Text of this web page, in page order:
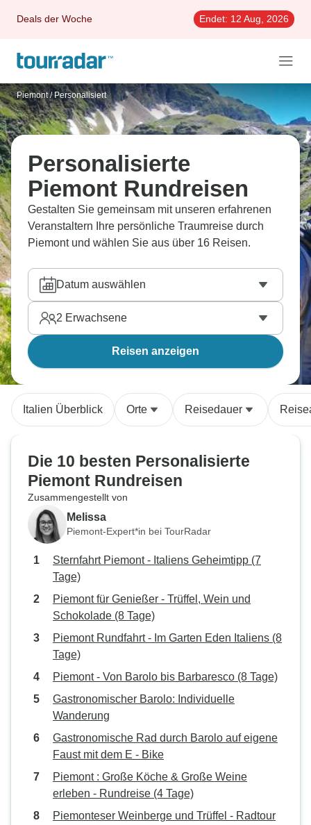
Deals der Woche Endet: 12 Aug, 2026
Piemont / Personalisiert
Personalisierte
Piemont Rundreisen
Gestalten Sie gemeinsam mit unseren erfahrenen
Veranstaltern Ihre persönliche Traumreise durch
Piemont und wählen Sie aus über 16 Reisen.
Datum auswählen
2 Erwachsene
Reisen anzeigen
Italien Überblick Orte Reisedauer
Die 10 besten Personalisierte
Piemont Rundreisen
Zusammengestellt von
Melissa
Piemont-Expert*in bei TourRadar
Sternfahrt Piemont - Italiens Geheimtipp (7
Tage)
Piemont für Genießer - Trüffel, Wein und
Schokolade (8 Tage)
Piemont Rundfahrt - Im Garten Eden Italiens (8
Tage)
Piemont - Von Barolo bis Barbaresco (8 Tage)
Gastronomischer Barolo: Individuelle
Wanderung
Gastronomische Rad durch Barolo auf eigene
Faust mit dem E - Bike
Piemont : Große Köche & Große Weine
erleben - Rundreise (4 Tage)
Piemonteser Weinberge und Trüffel - Radtour